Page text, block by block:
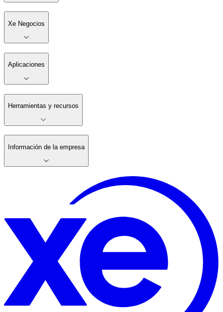
Xe Negocios
Aplicaciones
Herramientas y recursos
Información de la empresa